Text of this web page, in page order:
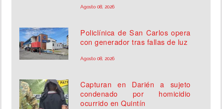
Agosto 08, 2026
Policlínica de San Carlos opera
con generador tras fallas de luz
Agosto 08, 2026
Capturan en Darién a sujeto
condenado por homicidio
ocurrido en Quintín